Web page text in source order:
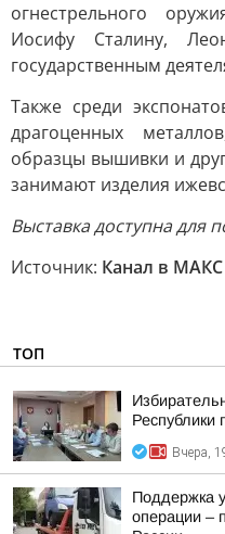
огнестрельного
Иосифу Сталину,
государственным
Также среди
драгоценных
образцы вышивки и
занимают изделия
Выставка доступна для
Источник: Канал в
ТОП
Республики
Вчера,
Поддержка
операции –